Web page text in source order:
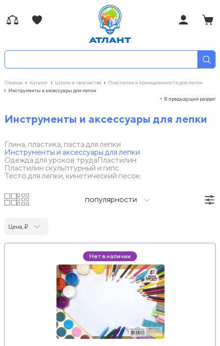
Главная Каталог Школа и творчество
Пластилин и принадлежности для лепки
Инструменты и аксессуары для лепки
В предыдущий раздел
Инструменты и аксессуары для лепки
Глина, пластика, паста для лепки
Инструменты и аксессуары для лепки
Одежда для уроков трудаПластилин
Пластилин скульптурный и гипс
Тесто для лепки, кинетический песок
популярности
Цена, ₽
Нет в наличии